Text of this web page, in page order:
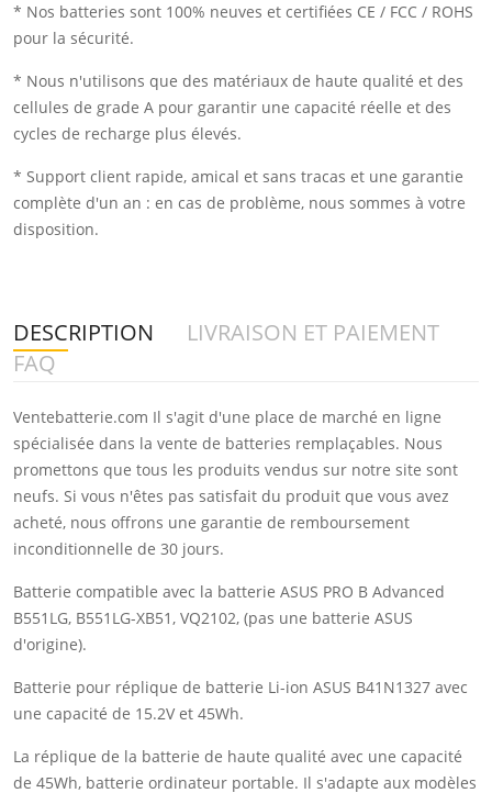
* Nos batteries sont 100% neuves et certifiées CE / FCC / ROHS
pour la sécurité.
* Nous n'utilisons que des matériaux de haute qualité et des
cellules de grade A pour garantir une capacité réelle et des
cycles de recharge plus élevés.
* Support client rapide, amical et sans tracas et une garantie
complète d'un an : en cas de problème, nous sommes à votre
disposition.
DESCRIPTION
LIVRAISON ET PAIEMENT
FAQ
Ventebatterie.com Il s'agit d'une place de marché en ligne
spécialisée dans la vente de batteries remplaçables. Nous
promettons que tous les produits vendus sur notre site sont
neufs. Si vous n'êtes pas satisfait du produit que vous avez
acheté, nous offrons une garantie de remboursement
inconditionnelle de 30 jours.
Batterie compatible avec la batterie ASUS PRO B Advanced
B551LG, B551LG-XB51, VQ2102, (pas une batterie ASUS
d'origine).
Batterie pour réplique de batterie Li-ion ASUS B41N1327 avec
une capacité de 15.2V et 45Wh.
La réplique de la batterie de haute qualité avec une capacité
de 45Wh, batterie ordinateur portable. Il s'adapte aux modèles